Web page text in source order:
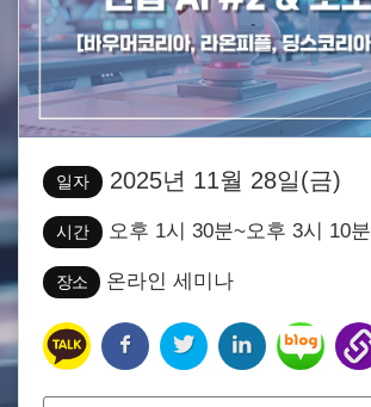
일자 2025년 11월 28일(금)
시간 오후 1시 30분~오후 3시 10분
장소 온라인 세미나